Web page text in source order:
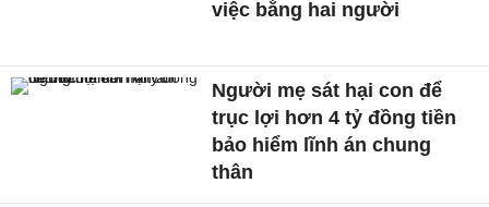
việc bằng hai người
Người mẹ sát hại con để
trục lợi hơn 4 tỷ đồng tiền
bảo hiểm lĩnh án chung
thân